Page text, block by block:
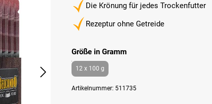
Die Krönung für jedes Trockenfutter
Rezeptur ohne Getreide
Größe in Grammauswählen
12 x 100 g
Artikelnummer: 511735